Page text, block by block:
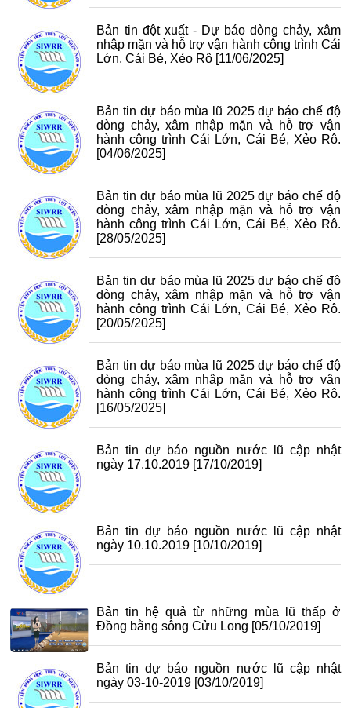
Bản tin đột xuất - Dự báo dòng chảy, xâm
nhập mặn và hỗ trợ vận hành công trình Cái
Lớn, Cái Bé, Xẻo Rô [11/06/2025]
Bản tin dự báo mùa lũ 2025 dự báo chế độ
dòng chảy, xâm nhập mặn và hỗ trợ vận
hành công trình Cái Lớn, Cái Bé, Xẻo Rô.
[04/06/2025]
Bản tin dự báo mùa lũ 2025 dự báo chế độ
dòng chảy, xâm nhập mặn và hỗ trợ vận
hành công trình Cái Lớn, Cái Bé, Xẻo Rô.
[28/05/2025]
Bản tin dự báo mùa lũ 2025 dự báo chế độ
dòng chảy, xâm nhập mặn và hỗ trợ vận
hành công trình Cái Lớn, Cái Bé, Xẻo Rô.
[20/05/2025]
Bản tin dự báo mùa lũ 2025 dự báo chế độ
dòng chảy, xâm nhập mặn và hỗ trợ vận
hành công trình Cái Lớn, Cái Bé, Xẻo Rô.
[16/05/2025]
Bản tin dự báo nguồn nước lũ cập nhật
ngày 17.10.2019 [17/10/2019]
Bản tin dự báo nguồn nước lũ cập nhật
ngày 10.10.2019 [10/10/2019]
Bản tin hệ quả từ những mùa lũ thấp ở
Đồng bằng sông Cửu Long [05/10/2019]
Bản tin dự báo nguồn nước lũ cập nhật
ngày 03-10-2019 [03/10/2019]